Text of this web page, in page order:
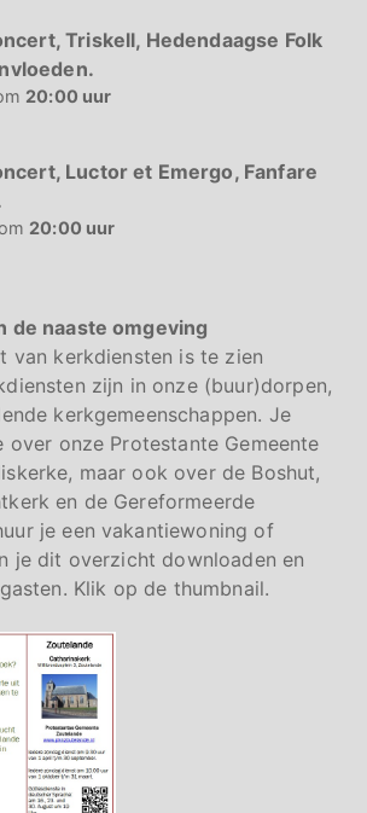
Triskell, Hedendaagse Folk
20:00 uur
Luctor et Emergo, Fanfare
20:00 uur
de naaste omgeving
van kerkdiensten is te zien
zijn in onze (buur)dorpen,
kerkgemeenschappen. Je
onze Protestante Gemeente
maar ook over de Boshut,
en de Gereformeerde
je een vakantiewoning of
je dit overzicht downloaden en
Klik op de thumbnail.